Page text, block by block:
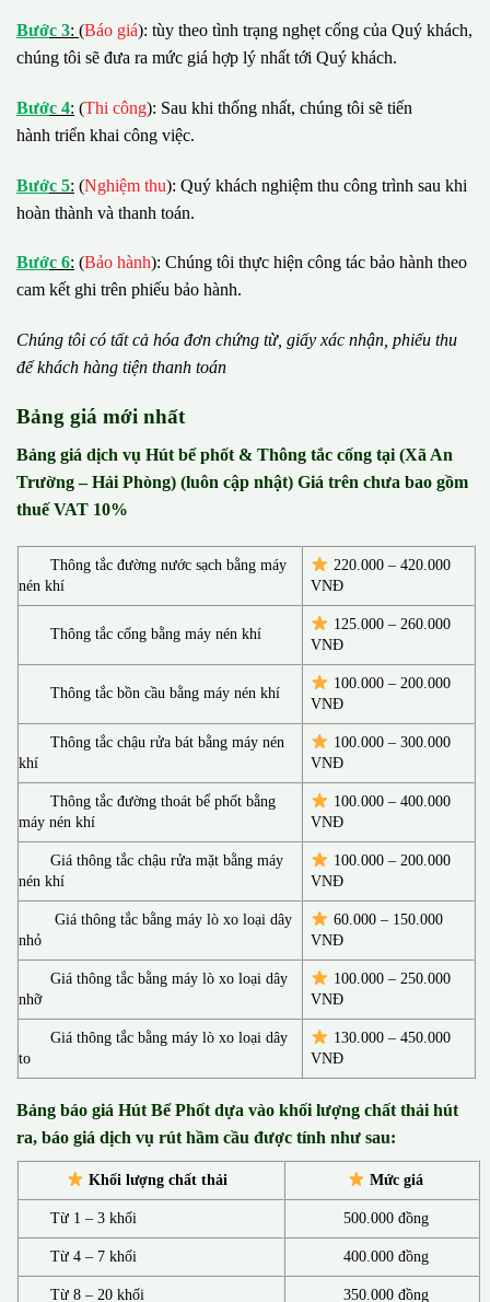
Bước 3: (Báo giá): tùy theo tình trạng nghẹt cống của Quý khách,
chúng tôi sẽ đưa ra mức giá hợp lý nhất tới Quý khách.
Bước 4: (Thi công): Sau khi thống nhất, chúng tôi sẽ tiến
hành triển khai công việc.
Bước 5: (Nghiệm thu): Quý khách nghiệm thu công trình sau khi
hoàn thành và thanh toán.
Bước 6: (Bảo hành): Chúng tôi thực hiện công tác bảo hành theo
cam kết ghi trên phiếu bảo hành.
Chúng tôi có tất cả hóa đơn chứng từ, giấy xác nhận, phiếu thu
đểkhách hàng tiện thanh toán
Bảng giá mới nhất
Bảng giá dịch vụ Hút bể phốt & Thông tắc cống tại (Xã An
Trường – Hải Phòng) (luôn cập nhật) Giá trên chưa bao gồm
thuế VAT 10%
Thông tắc đường nước sạch bằng máy
nén khí
220.000 – 420.000
VNĐ
Thông tắc cống bằng máy nén khí
125.000 – 260.000
VNĐ
Thông tắc bồn cầu bằng máy nén khí
100.000 – 200.000
VNĐ
Thông tắc chậu rửa bát bằng máy nén
khí
100.000 – 300.000
VNĐ
Thông tắc đường thoát bể phốt bằng
máy nén khí
100.000 – 400.000
VNĐ
Giá thông tắc chậu rửa mặt bằng máy
nén khí
100.000 – 200.000
VNĐ
Giá thông tắc bằng máy lò xo loại dây
nhỏ
60.000 – 150.000
VNĐ
Giá thông tắc bằng máy lò xo loại dây
nhỡ
100.000 – 250.000
VNĐ
Giá thông tắc bằng máy lò xo loại dây
to
130.000 –450.000
VNĐ
Bảng báo giá Hút Bể Phốt dựa vào khối lượng chất thải hút
ra, báo giá dịch vụ rút hầm cầu được tính như sau:
Khối lượng chất thải Mức giá
Từ 1 – 3 khối 500.000 đồng
Từ 4 – 7 khối 400.000 đồng
Từ 8 – 20 khối 350.000 đồng